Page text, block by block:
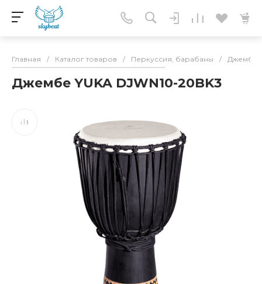
Главная / Каталог товаров / Перкуссия, барабаны / Джембе
Джембе YUKA DJWN10-20BK3